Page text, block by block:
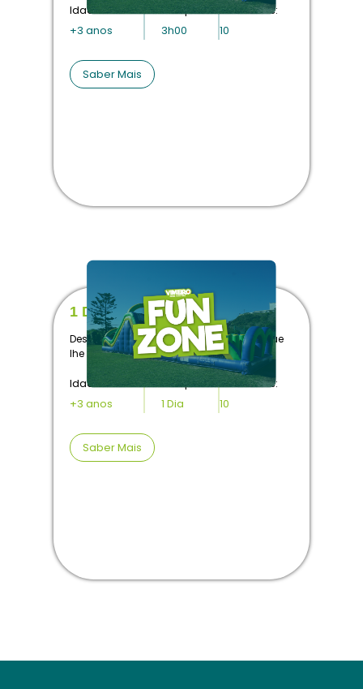
Idade:
+3 anos
Tempo:
3h00
Atividades:
10
Saber Mais
1 Dia
Descubra a diversidade de atividades que
lhe podemos proporcionar.
Idade:
+3 anos
Tempo:
1 Dia
Atividades:
10
Saber Mais